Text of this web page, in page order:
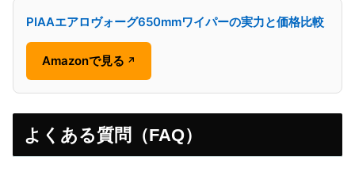
PIAAエアロヴォーグ650mmワイパーの実力と価格比較
Amazonで見る ↗
よくある質問（FAQ）